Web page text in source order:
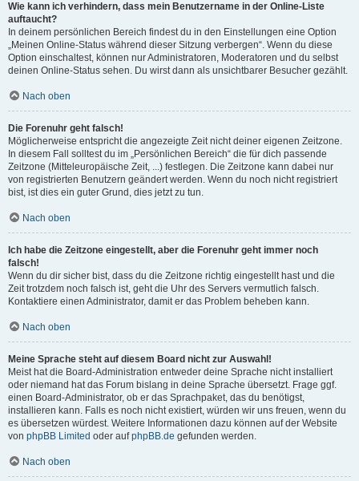
Wie kann ich verhindern, dass mein Benutzername in der Online-Liste
auftaucht?
In deinem persönlichen Bereich findest du in den Einstellungen eine Option
„Meinen Online-Status während dieser Sitzung verbergen“. Wenn du diese
Option einschaltest, können nur Administratoren, Moderatoren und du selbst
deinen Online-Status sehen. Du wirst dann als unsichtbarer Besucher gezählt.
Nach oben
Die Forenuhr geht falsch!
Möglicherweise entspricht die angezeigte Zeit nicht deiner eigenen Zeitzone.
In diesem Fall solltest du im „Persönlichen Bereich“ die für dich passende
Zeitzone (Mitteleuropäische Zeit, ...) festlegen. Die Zeitzone kann dabei nur
von registrierten Benutzern geändert werden. Wenn du noch nicht registriert
bist, ist dies ein guter Grund, dies jetzt zu tun.
Nach oben
Ich habe die Zeitzone eingestellt, aber die Forenuhr geht immer noch
falsch!
Wenn du dir sicher bist, dass du die Zeitzone richtig eingestellt hast und die
Zeit trotzdem noch falsch ist, geht die Uhr des Servers vermutlich falsch.
Kontaktiere einen Administrator, damit er das Problem beheben kann.
Nach oben
Meine Sprache steht auf diesem Board nicht zur Auswahl!
Meist hat die Board-Administration entweder deine Sprache nicht installiert
oder niemand hat das Forum bislang in deine Sprache übersetzt. Frage ggf.
einen Board-Administrator, ob er das Sprachpaket, das du benötigst,
installieren kann. Falls es noch nicht existiert, würden wir uns freuen, wenn du
es übersetzen würdest. Weitere Informationen dazu können auf der Website
von phpBB Limited oder aufphpBB.de gefunden werden.
Nach oben